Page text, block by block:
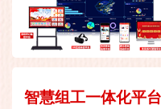
智慧组工一体化平台